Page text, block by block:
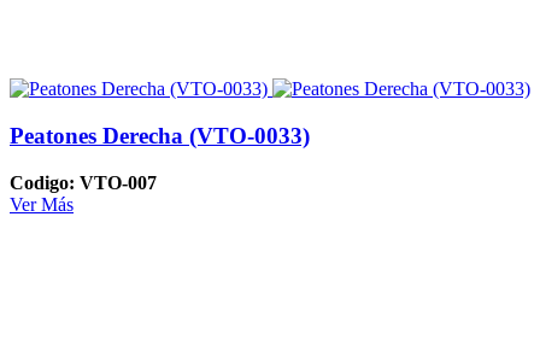
Peatones Derecha (VTO-0033)
Codigo: VTO-007
Ver Más